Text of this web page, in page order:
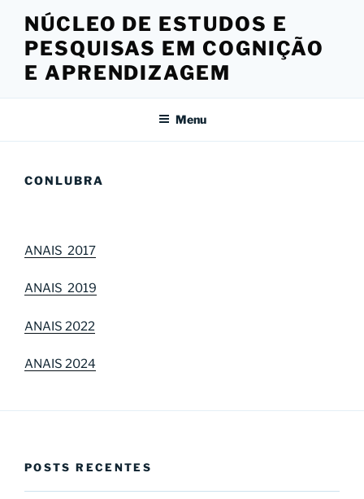
conteúdo
NÚCLEO DE ESTUDOS E
PESQUISAS EM COGNIÇÃO
E APRENDIZAGEM
Menu
CONLUBRA
ANAIS 2017
ANAIS 2019
ANAIS 2022
ANAIS 2024
POSTS RECENTES